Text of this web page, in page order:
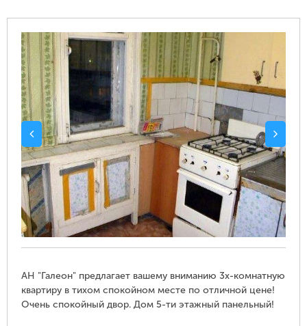
АН "Галеон" предлагает вашему вниманию 3х-комнатную
квартиру в тихом спокойном месте по отличной цене!
Очень спокойный двор. Дом 5-ти этажный панельный!